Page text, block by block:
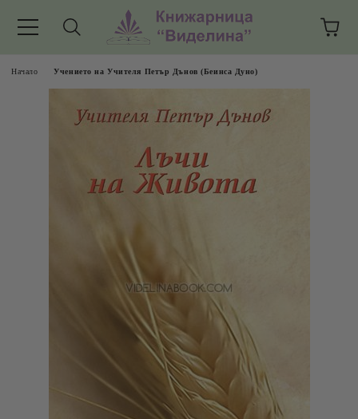
Начало Учението на Учителя Петър Дънов (Беинса Дуно)